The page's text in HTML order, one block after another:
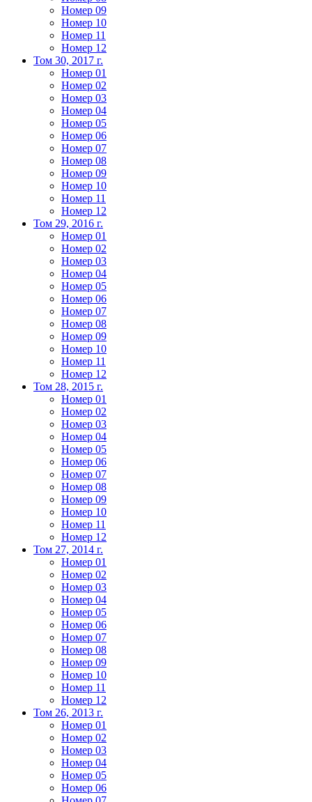
Номер 09
Номер 10
Номер 11
Номер 12
Том 30, 2017 г.
Номер 01
Номер 02
Номер 03
Номер 04
Номер 05
Номер 06
Номер 07
Номер 08
Номер 09
Номер 10
Номер 11
Номер 12
Том 29, 2016 г.
Номер 01
Номер 02
Номер 03
Номер 04
Номер 05
Номер 06
Номер 07
Номер 08
Номер 09
Номер 10
Номер 11
Номер 12
Том 28, 2015 г.
Номер 01
Номер 02
Номер 03
Номер 04
Номер 05
Номер 06
Номер 07
Номер 08
Номер 09
Номер 10
Номер 11
Номер 12
Том 27, 2014 г.
Номер 01
Номер 02
Номер 03
Номер 04
Номер 05
Номер 06
Номер 07
Номер 08
Номер 09
Номер 10
Номер 11
Номер 12
Том 26, 2013 г.
Номер 01
Номер 02
Номер 03
Номер 04
Номер 05
Номер 06